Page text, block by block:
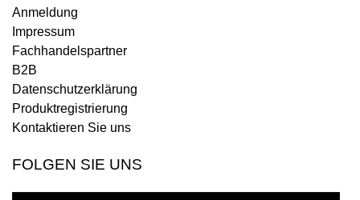
Anmeldung
Impressum
Fachhandelspartner
B2B
Datenschutzerklärung
Produktregistrierung
Kontaktieren Sie uns
FOLGEN SIE UNS